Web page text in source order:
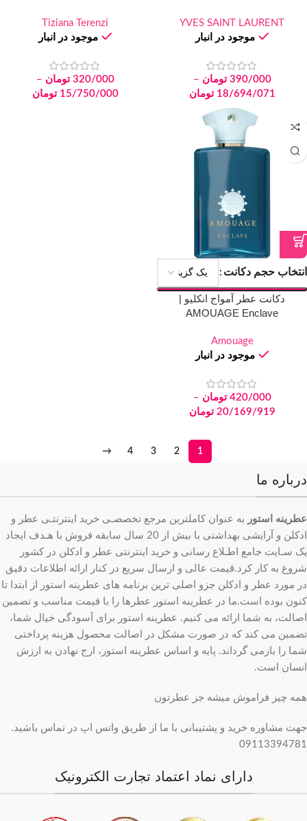
YVES SAINT LAURENT
موجود در انبار
390/000 تومان –
18/694/071 تومان
Tiziana Terenzi
موجود در انبار
320/000 تومان –
15/750/000 تومان
انتخاب حجم دکانت
دکانت عطر آمواج انکلیو |
AMOUAGE Enclave
Amouage
موجود در انبار
420/000 تومان –
20/169/919 تومان
1
2
3
4
→
درباره ما
عطرینه استور به عنوان کاملترین مرجع تخصصـی خرید اینترنتـی عطر و
ادکلن و آرایشی بهداشتی با بیش از 20 سال سابقه فروش با هـدف ایجاد
یک سـایت جامع اطـلاع رسانی و خرید اینترنتی عطر و ادکلن در کشور
شروع به کار کرد.قیمت عالی و ارسال سریع در کنار ارائه اطلاعات دقیق
در مورد عطر و ادکلن جزو اصلی ترین برنامه های عطرینه استور از ابتدا تا
کنون بوده است.ما در عطرینه استور عطرها را با قیمت مناسب و تضمین
اصالت، به شما ارائه می کنیم. عطرینه استور برای آسودگی خیال شما،
تضمین می کند که در صورت مشکل در اصالت محصول هزینه پرداختی
شما را بازمی گرداند. پایه و اساس عطرینه استور، ارج نهادن به ارزش
انسان است.
همه چیز فراموش میشه جز عطرتون
جهت مشاوره خرید و پشتیبانی با ما از طریق واتس اپ در تماس باشید.
09113394781
دارای نماد اعتماد تجارت الکترونیک